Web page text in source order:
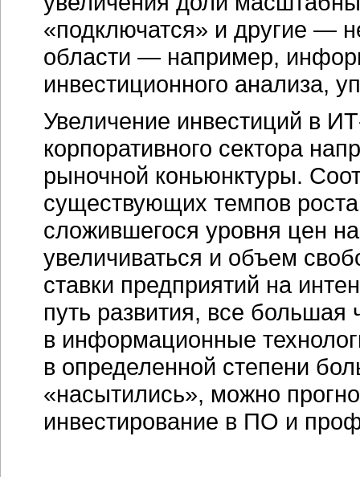
«подключатся» и другие —
области — например,
инвестиционного анализа,
Увеличение инвестиций в
корпоративного сектора
рыночной коньюнктуры.
существующих темпов
сложившегося уровня цен
увеличиваться и объем
ставки предприятий на
путь развития, все большая
в информационные
в определенной степени
«насытились», можно
инвестирование в ПО и